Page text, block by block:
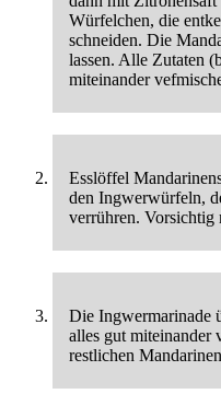
Würfelchen, die
schneiden. Die
lassen. Alle Zutaten
miteinander
Esslöffel
den Ingwerwürfeln,
verrühren. Vorsichtig
Die Ingwermarinade
alles gut miteinander
restlichen